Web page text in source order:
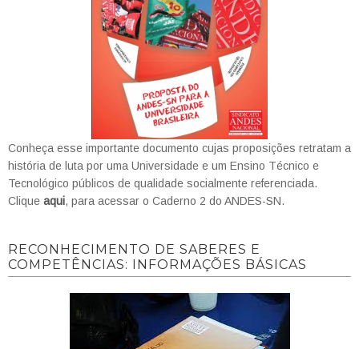
Conheça esse importante documento cujas proposições retratam a
história de luta por uma Universidade e um Ensino Técnico e
Tecnológico públicos de qualidade socialmente referenciada.
Clique aqui, para acessar o Caderno 2 do ANDES-SN.
RECONHECIMENTO DE SABERES E
COMPETÊNCIAS: INFORMAÇÕES BÁSICAS